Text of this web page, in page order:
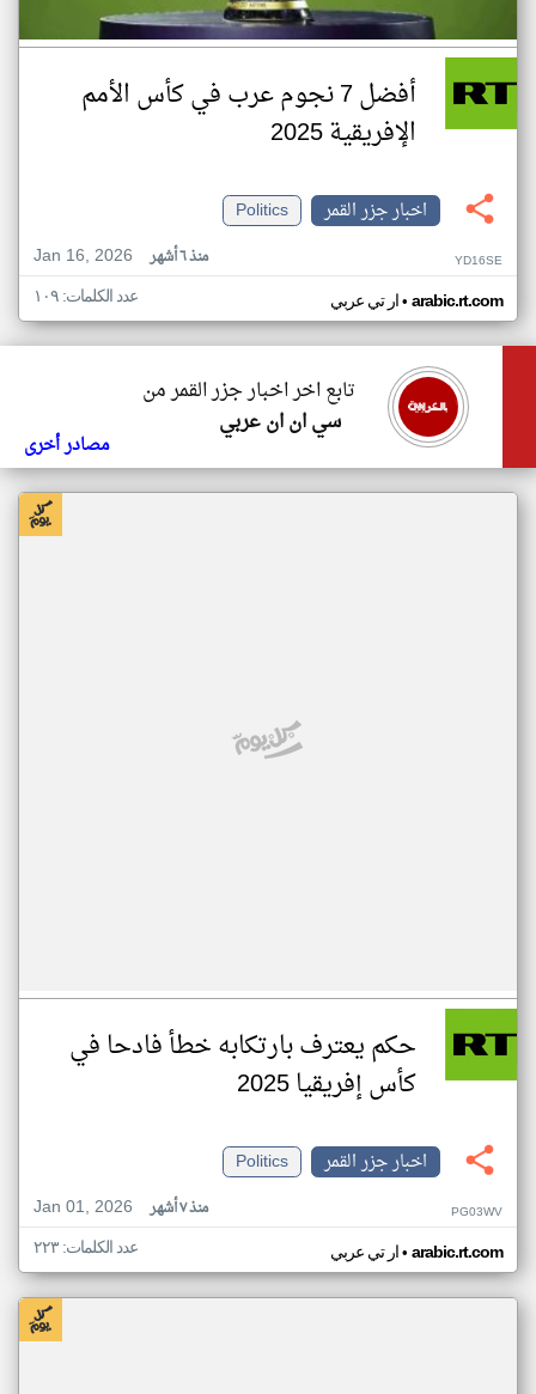
أفضل 7 نجوم عرب في كأس الأمم
الإفريقية 2025
اخبار جزر القمر
Politics
Jan 16, 2026
منذ ٦ أشهر YD16SE
ار تي عربي• arabic.rt.com عدد الكلمات: ١٠٩
تابع اخر اخبار جزر القمر من
سي ان ان عربي
مصادر أخرى
حكم يعترف بارتكابه خطأ فادحا في
كأس إفريقيا 2025
اخبار جزر القمر
Politics
Jan 01, 2026
منذ ٧ أشهر PG03WV
ار تي عربي• arabic.rt.com عدد الكلمات: ٢٢٣